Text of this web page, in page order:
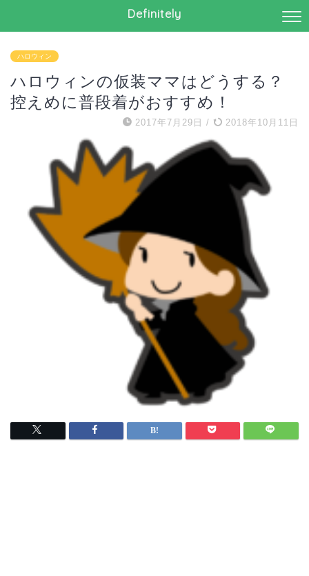
Definitely
ハロウィン
ハロウィンの仮装ママはどうする？
控えめに普段着がおすすめ！
2017年7月29日 / 2018年10月11日